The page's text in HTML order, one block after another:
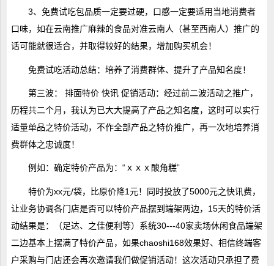
3、免费试吃包品质一定要过硬，口感一定要适用当地消费者
口味，如在云南推广麻辣的食品对准云南人（甚至西南人）推广的
话可能就很适合，并取得较好的结果，增加购买机会！
免费试吃活动总结：培养了消费群体、提升了产品知名度！
第三波： 排面特价 快讯 促销活动：经过前二波活动之推广，
历程共二个月，我认为已大大提高了产品之知名度，这时可以实行
适量单品之特价活动，不作全部产品之特价推广，再一次地培养消
费群体之忠诚度！
例如：确定特价产品为：“ｘｘｘ酸角糕”
特价为xx元/袋，比原价降1元！同时投放了5000元之快讯费，
让业务协调各门店是否可以特价产品摆到端架两边，15天的特价活
动结果是：（足达、之佳便利等）系统30---40家卖场休闲食品端架
二边基本上摆满了特价产品，如果chaoshi168效果好、相信终端客
户采购与门店还会再次邀请我们做促销活动！这次活动只承担了费